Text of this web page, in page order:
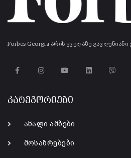
Forbes Georgia არის ყველაზე
კატეგორიები
ახალი ამბები
მოსაზრებები